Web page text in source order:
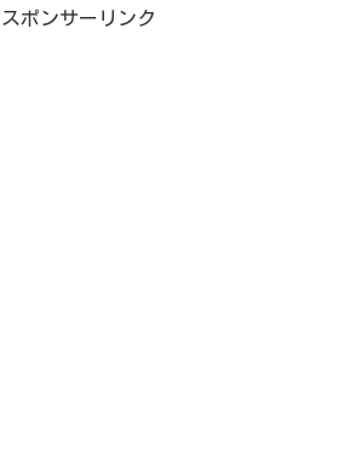
スポンサーリンク